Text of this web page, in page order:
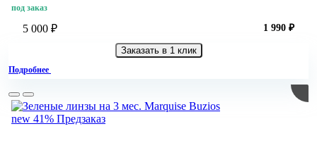
под заказ
5 000 ₽ 1 990 ₽
Заказать в 1 клик
Подробнее
new 41% Предзаказ